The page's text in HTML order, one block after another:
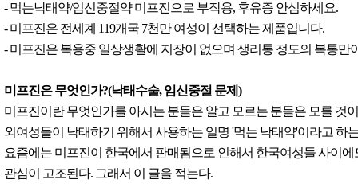
- 먹는낙태약/임신중절약 미프진으로 부작용, 후유증 안심하세요.
- 미프진은 전세계 119개국 7천만 여성이 선택하는 제품입니다.
- 미프진은 복용중 일상생활에 지장이 없으며 생리통 정도의 복통만
미프진은 무엇인가?(낙태수술, 임신중절 문제)
미프진이란 무엇인가를 아시는 분들은 알고 모르는 분들은 모를 것
외여성들이 낙태하기 위해서 사용하는 일명 '먹는 낙태약'이라고 하
요즘에는 미프진이 한국에서 판매됨으로 인해서 한국여성들 사이
관심이 고조된다. 그래서 이 글을 적는다.